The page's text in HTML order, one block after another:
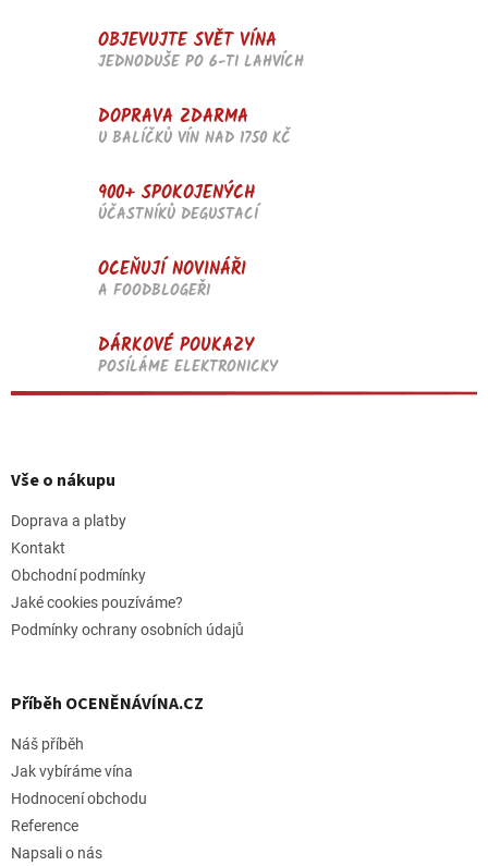
u
OBJEVUJTE SVĚT VÍNA
JEDNODUŠE PO 6-TI LAHVÍCH
DOPRAVA ZDARMA
U BALÍČKŮ VÍN NAD 1750 KČ
900+ SPOKOJENÝCH
ÚČASTNÍKŮ DEGUSTACÍ
OCEŇUJÍ NOVINÁŘI
A FOODBLOGEŘI
DÁRKOVÉ POUKAZY
POSÍLÁME ELEKTRONICKY
pVše o nákupu
Doprava a platby
Kontakt
Obchodní podmínky
Jaké cookies pouzíváme?
Podmínky ochrany osobních údajů
Příběh OCENĚNÁVÍNA.CZ
Náš příběh
Jak vybíráme vína
Hodnocení obchodu
Reference
Napsali o nás